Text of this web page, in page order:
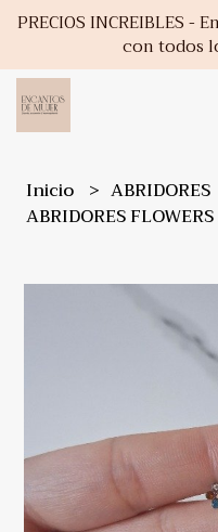
PRECIOS INCREIBLES -
con todos
Inicio
ABRIDORES
ABRIDORES